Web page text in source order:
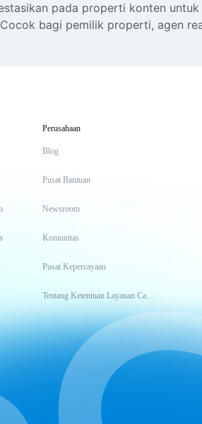
pada properti konten
bagi pemilik properti, agen
Perusahaan
Blog
Pusat Bantuan
Newsroom
Komunitas
Pusat Kepercayaan
Tentang Ketentuan Layanan CapCut